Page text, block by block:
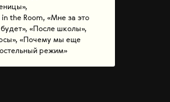
the Room, «Мне за это
«После школы»,
«Почему мы еще
режим»